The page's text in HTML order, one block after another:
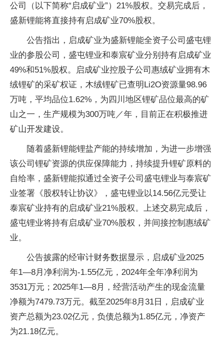
公司（以下简称“启成矿业”）21%股权。交易完成后，
盛新锂能将直接持有启成矿业70%股权。
公告指出，启成矿业为盛新锂能全资子公司盛屯锂
业的参股公司，盛屯锂业和泰宸矿业分别持有启成矿业
49%和51%股权。启成矿业控股子公司惠绒矿业拥有木
绒锂矿的采矿权证，木绒锂矿已查明Li2O资源量98.96
万吨，平均品位1.62%，为四川地区锂矿品位最高的矿
山之一，生产规模为300万吨／年，目前正在积极推进
矿山开发建设。
随着盛新锂能锂盐产能的持续增加，为进一步增强
该公司锂矿资源的供应保障能力，持续提升锂矿原料的
自给率，盛新锂能拟通过全资子公司盛屯锂业与泰宸矿
业签署《股权转让协议》，盛屯锂业以14.56亿元受让
泰宸矿业持有的启成矿业21%股权。上述交易完成后，
盛屯锂业将持有启成矿业70%股权，并间接控制惠绒矿
业。
公告披露的经审计财务数据显示，启成矿业2025
年1—8月净利润为-1.55亿元，2024年全年净利润为
3531万元；2025年1—8月，经营活动产生的现金流量
净额为7479.73万元。截至2025年8月31日，启成矿业
资产总额为23.02亿元，负债总额为1.85亿元，净资产
为21.18亿元。